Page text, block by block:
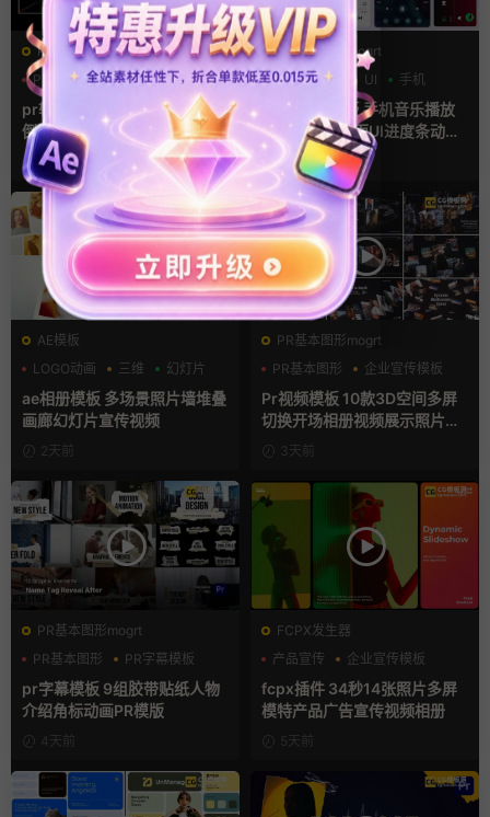
PR基本图形mogrt
PR基本图形
三维 倒计时
pr轮播模板 方屏竖屏4K展示
倒计时轮播图PR模版
1天前
PR基本图形mogrt
PR基本图形
UI 手机
Premiere模板 手机音乐播放
器App软件界面UI进度条动画
视频样机pr模版
2天前
AE模板
LOGO动画
三维 幻灯片
ae相册模板 多场景照片墙堆叠
画廊幻灯片宣传视频
2天前
PR基本图形mogrt
PR基本图形
企业宣传模板
幻灯片
Pr视频模板 10款3D空间多屏
切换开场相册视频展示照片墙
pr模板
3天前
PR基本图形mogrt
PR基本图形
PR字幕模板
人物介绍
pr字幕模板 9组胶带贴纸人物
介绍角标动画PR模版
4天前
FCPX发生器
产品宣传
企业宣传模板
分屏模板
fcpx插件 34秒14张照片多屏
模特产品广告宣传视频相册
5天前